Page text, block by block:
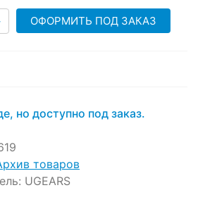
ОФОРМИТЬ ПОД ЗАКАЗ
но доступно под заказ.
товаров
UGEARS